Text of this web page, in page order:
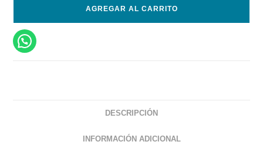
AGREGAR AL CARRITO
DESCRIPCIÓN
INFORMACIÓN ADICIONAL